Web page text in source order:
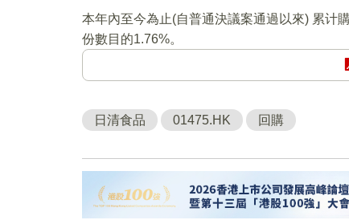
本年內至今為止(自普通決議案通過以來) 累计
份數目的1.76%。
日清食品 01475.HK 回購